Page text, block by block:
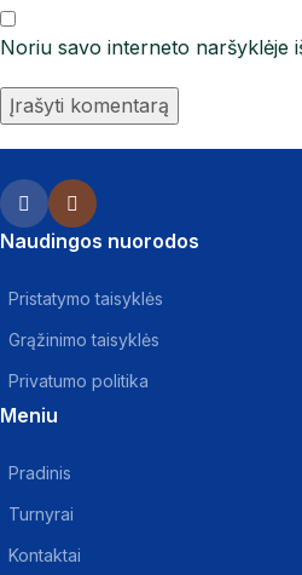
Noriu savo interneto naršyklėje
Naudingos nuorodos
Pristatymo taisyklės
Grąžinimo taisyklės
Privatumo politika
Meniu
Pradinis
Turnyrai
Kontaktai